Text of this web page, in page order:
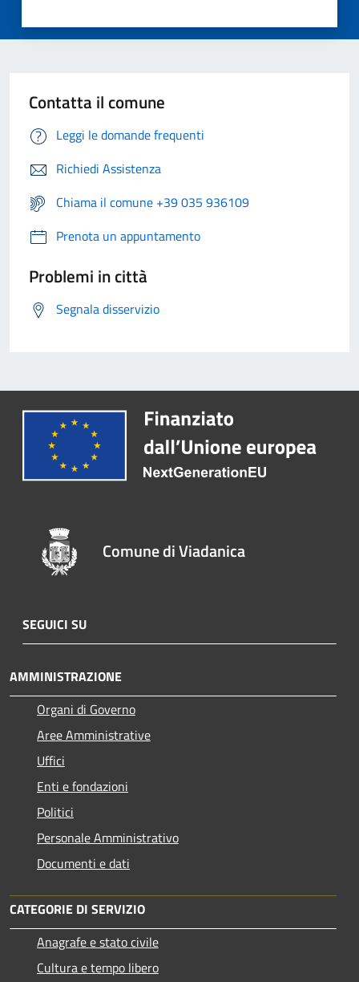
Contatta il comune
Leggi le domande frequenti
Richiedi Assistenza
Chiama il comune +39 035 936109
Prenota un appuntamento
Problemi in città
Segnala disservizio
Comune di Viadanica
SEGUICI SU
AMMINISTRAZIONE
Organi di Governo
Aree Amministrative
Uffici
Enti e fondazioni
Politici
Personale Amministrativo
Documenti e dati
CATEGORIE DI SERVIZIO
Anagrafe e stato civile
Cultura e tempo libero